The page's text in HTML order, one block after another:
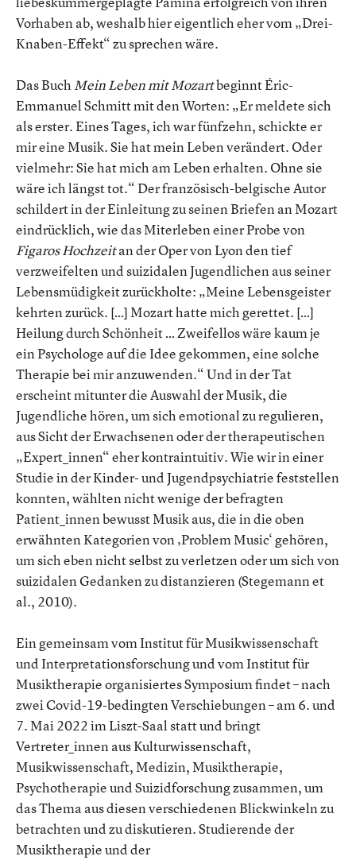
Vorhaben ab, weshalb hier eigentlich eher vom „Drei-
Knaben-Effekt“ zu sprechen wäre.
Das Buch Mein Leben mit Mozartbeginnt Éric-
Emmanuel Schmitt mit den Worten: „Er meldete sich
als erster. Eines Tages, ich war fünfzehn, schickte er
mir eine Musik. Sie hat mein Leben verändert. Oder
vielmehr: Sie hat mich am Leben erhalten. Ohne sie
wäre ich längst tot.“ Der französisch-belgische Autor
schildert in der Einleitung zu seinen Briefen an Mozart
eindrücklich, wie das Miterleben einer Probe von
Figaros Hochzeitan der Oper von Lyon den tief
verzweifelten und suizidalen Jugendlichen aus seiner
Lebensmüdigkeit zurückholte: „Meine Lebensgeister
kehrten zurück. […] Mozart hatte mich gerettet. […]
Heilung durch Schönheit … Zweifellos wäre kaum je
ein Psychologe auf die Idee gekommen, eine solche
Therapie bei mir anzuwenden.“ Und in der Tat
erscheint mitunter die Auswahl der Musik, die
Jugendliche hören, um sich emotional zu regulieren,
aus Sicht der Erwachsenen oder der therapeutischen
„Expert_innen“ eher kontraintuitiv. Wie wir in einer
Studie in der Kinder- und Jugendpsychiatrie feststellen
konnten, wählten nicht wenige der befragten
Patient_innen bewusst Musik aus, die in die oben
erwähnten Kategorien von ‚Problem Music‘ gehören,
um sich eben nicht selbst zu verletzen oder um sich von
suizidalen Gedanken zu distanzieren (Stegemann et
al., 2010).
Ein gemeinsam vom Institut für Musikwissenschaft
und Interpretationsforschung und vom Institut für
Musiktherapie organisiertes Symposium findet – nach
zwei Covid-19-bedingten Verschiebungen – am 6. und
7. Mai 2022 im Liszt-Saal statt und bringt
Vertreter_innen aus Kulturwissenschaft,
Musikwissenschaft, Medizin, Musiktherapie,
Psychotherapie und Suizidforschung zusammen, um
das Thema aus diesen verschiedenen Blickwinkeln zu
betrachten und zu diskutieren. Studierende der
Musiktherapie und der